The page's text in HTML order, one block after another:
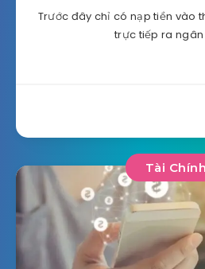
Trước đây chỉ có nạp tiền vào
trực tiếp ra
Tài Chính